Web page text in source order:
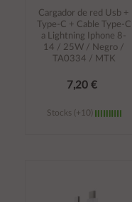
Cargador de red Usb +
Type-C + Cable Type-C
a Lightning Iphone 8-
14 / 25W / Negro /
TA0334 / MTK
7,20 €
Stocks (+10)